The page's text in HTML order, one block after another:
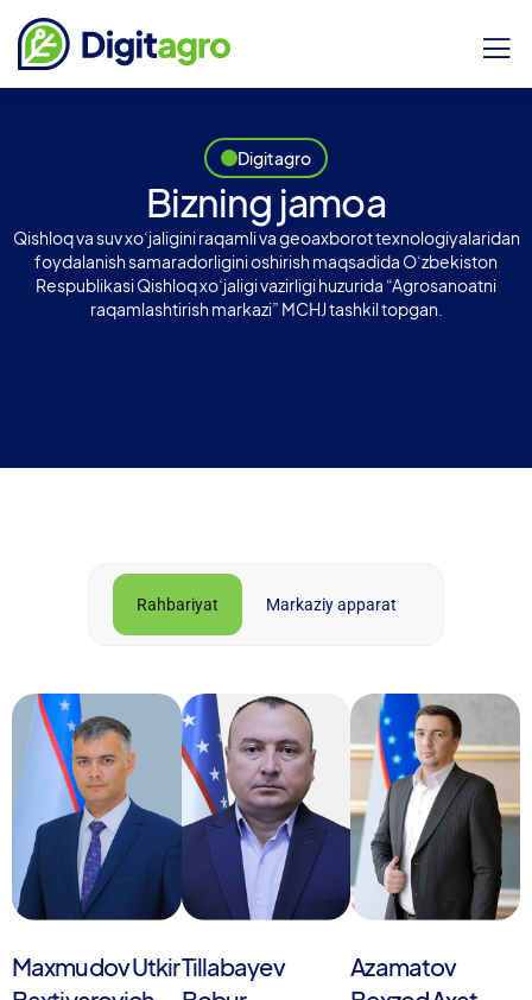
Digitagro
Bizning jamoa
Qishloq va suv xoʻjaligini raqamli va geoaxborot texnologiyalaridan
foydalanish samaradorligini oshirish maqsadida Oʻzbekiston
Respublikasi Qishloq xoʻjaligi vazirligi huzurida “Agrosanoatni
raqamlashtirish markazi” MCHJ tashkil topgan.
Rahbariyat Markaziy apparat
Maxmudov UtkirTillabayev
Azamatov